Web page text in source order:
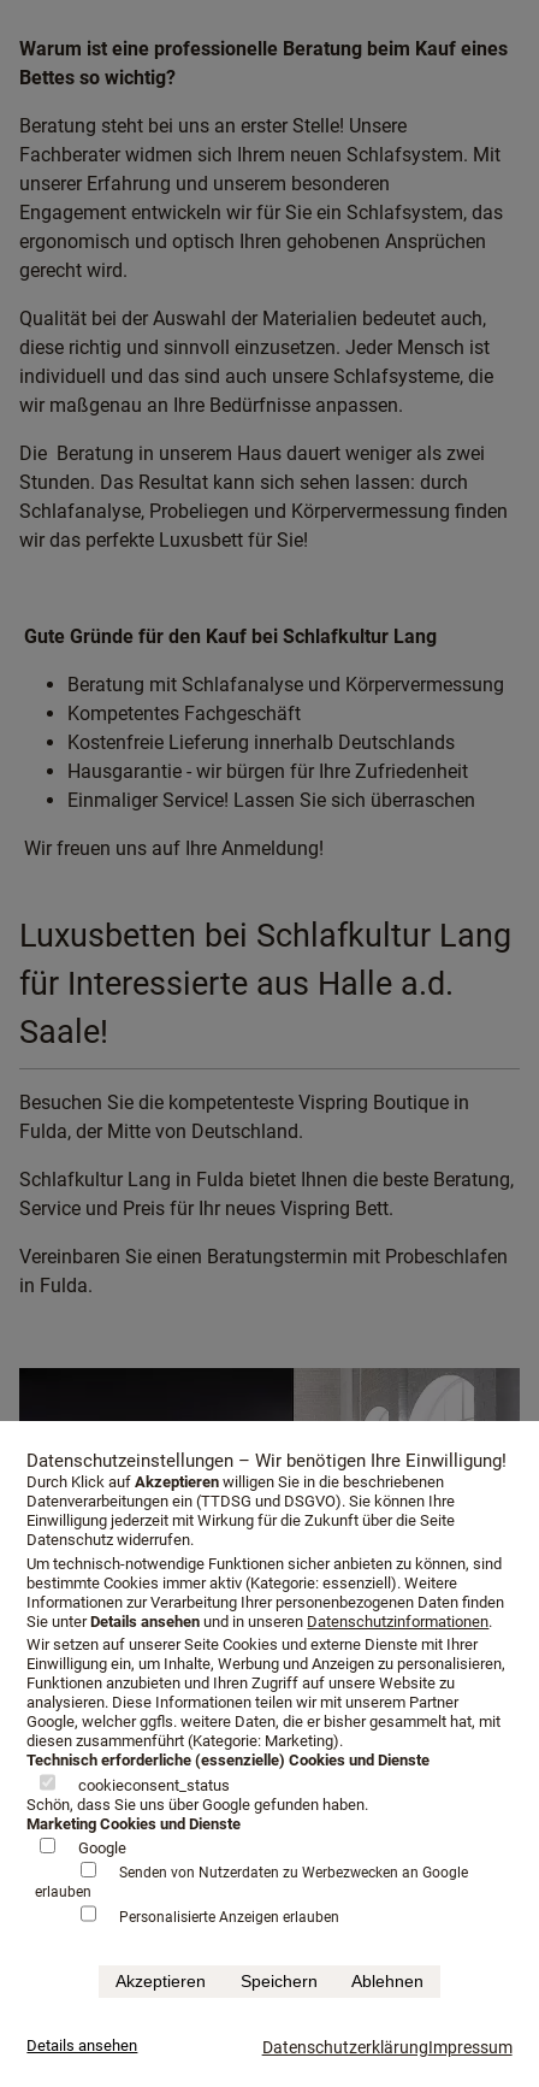
Warum ist eine professionelle Beratung beim Kauf eines
Bettes so wichtig?
Beratung steht bei uns an erster Stelle! Unsere
Fachberater widmen sich Ihrem neuen Schlafsystem. Mit
unserer Erfahrung und unserem besonderen
Engagement entwickeln wir für Sie ein Schlafsystem, das
ergonomisch und optisch Ihren gehobenen Ansprüchen
gerecht wird.
Qualität bei der Auswahl der Materialien bedeutet auch,
diese richtig und sinnvoll einzusetzen. Jeder Mensch ist
individuell und das sind auch unsere Schlafsysteme, die
wir maßgenau an Ihre Bedürfnisse anpassen.
Die Beratung in unserem Haus dauert weniger als zwei
Stunden. Das Resultat kann sich sehen lassen: durch
Schlafanalyse, Probeliegen und Körpervermessung finden
wir das perfekte Luxusbett für Sie!
Gute Gründe für den Kauf bei Schlafkultur Lang
Beratung mit Schlafanalyse und Körpervermessung
Kompetentes Fachgeschäft
Kostenfreie Lieferung innerhalb Deutschlands
Hausgarantie - wir bürgen für Ihre Zufriedenheit
Einmaliger Service! Lassen Sie sich überraschen
Wir freuen uns auf Ihre Anmeldung!
Luxusbetten bei Schlafkultur Lang
für Interessierte aus Halle a.d.
Saale!
Besuchen Sie die kompetenteste Vispring Boutique in
Fulda, der Mitte von Deutschland.
Schlafkultur Lang in Fulda bietet Ihnen die beste Beratung,
Service und Preis für Ihr neues Vispring Bett.
Vereinbaren Sie einen Beratungstermin mit Probeschlafen
in Fulda.
Schlafkultur Lang hat Erfahrung
im Verkauf von Luxusbetten
Schlafkultur Lang berät Sie auf die entsprechenden
Luxusbetten und stellt das passende System für Sie
zusammen. Nur ein Fachhändler mit Erfahrung weiß,
Bedarfsanalyse und dem Probeliegen wird das Design
Unsere Manufakturen stehen seit über 100 Jahren für
Datenschutzeinstellungen – Wir benötigen Ihre Einwilligung!
Durch Klick aufAkzeptieren willigen Sie in die beschriebenen
Datenverarbeitungen ein (TTDSG und DSGVO). Sie können Ihre
Einwilligung jederzeit mit Wirkung für die Zukunft über die Seite
Datenschutz widerrufen.
Um technisch-notwendige Funktionen sicher anbieten zu können, sind
bestimmte Cookies immer aktiv (Kategorie: essenziell). Weitere
Informationen zur Verarbeitung Ihrer personenbezogenen Daten finden
Sie unterDetails ansehen und in unseren Datenschutzinformationen.
Wir setzen auf unserer Seite Cookies und externe Dienste mit Ihrer
Einwilligung ein, um Inhalte, Werbung und Anzeigen zu personalisieren,
Funktionen anzubieten und Ihren Zugriff auf unsere Website zu
analysieren. Diese Informationen teilen wir mit unserem Partner
Google, welcher ggfls. weitere Daten, die er bisher gesammelt hat, mit
diesen zusammenführt (Kategorie: Marketing).
Technisch erforderliche (essenzielle) Cookies und Dienste
cookieconsent_status
Schön, dass Sie uns über Google gefunden haben.
Marketing Cookies und Dienste
Google
Senden von Nutzerdaten zu Werbezwecken an Google
erlauben
Personalisierte Anzeigen erlauben
Akzeptieren Speichern Ablehnen
Details ansehen DatenschutzerklärungImpressum